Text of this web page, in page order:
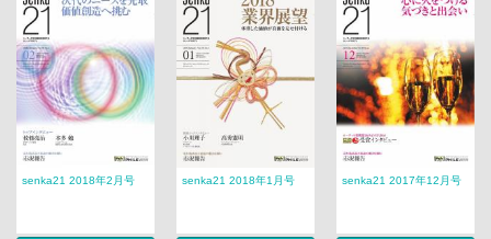
senka21 2018年2月号 senka21 2018年1月号 senka21 2017年12月号